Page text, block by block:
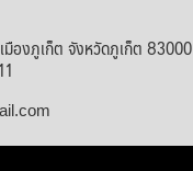
องภูเก็ต จังหวัดภูเก็ต 83000